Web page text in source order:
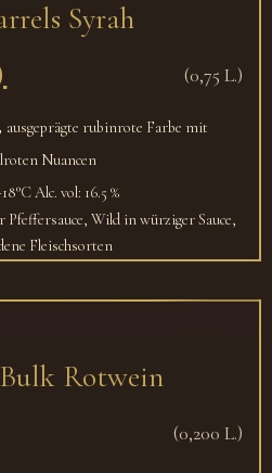
Syrah
(0,75 L.)
ausgeprägte rubinrote Farbe mit
Nuancen
Alc. vol: 16.5 %
Wild in würziger Sauce,
Fleischsorten
Rotwein
(0,200 L.)